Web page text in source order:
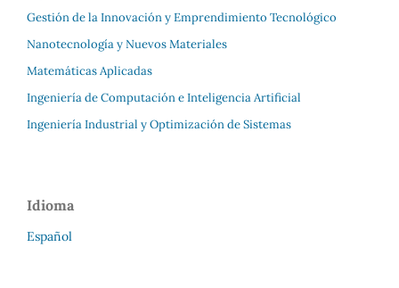
Gestión de la Innovación y Emprendimiento Tecnológico
Nanotecnología y Nuevos Materiales
Matemáticas Aplicadas
Ingeniería de Computación e Inteligencia Artificial
Ingeniería Industrial y Optimización de Sistemas
Idioma
Español